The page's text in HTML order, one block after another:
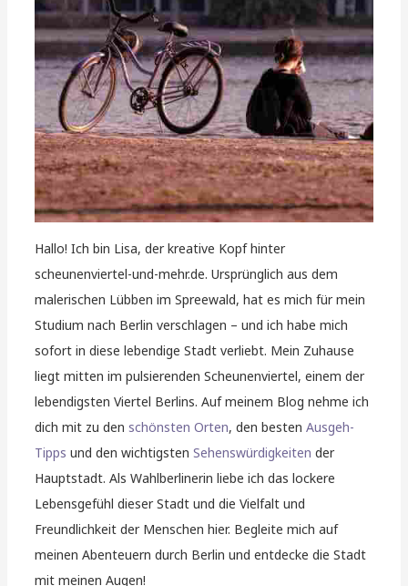
Hallo! Ich bin Lisa, der kreative Kopf hinter
scheunenviertel-und-mehr.de. Ursprünglich aus dem
malerischen Lübben im Spreewald, hat es mich für mein
Studium nach Berlin verschlagen – und ich habe mich
sofort in diese lebendige Stadt verliebt. Mein Zuhause
liegt mitten im pulsierenden Scheunenviertel, einem der
lebendigsten Viertel Berlins. Auf meinem Blog nehme ich
dich mit zu denschönsten Orten, den bestenAusgeh-
Tipps und den wichtigstenSehenswürdigkeiten der
Hauptstadt. Als Wahlberlinerin liebe ich das lockere
Lebensgefühl dieser Stadt und die Vielfalt und
Freundlichkeit der Menschen hier. Begleite mich auf
meinen Abenteuern durch Berlin und entdecke die Stadt
mit meinen Augen!